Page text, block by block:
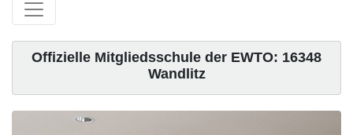
Offizielle Mitgliedsschule der EWTO: 16348
Wandlitz